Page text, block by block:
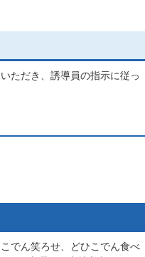
ただき、誘導員の指示に従っ
でん笑ろせ、どひこでん食べ